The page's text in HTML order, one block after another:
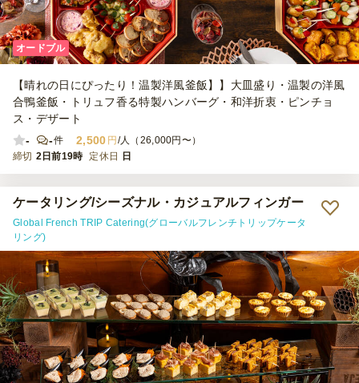
オードブル
【晴れの日にぴったり！温製洋風釜飯】】大皿盛り・温製の洋風
合鴨釜飯・トリュフ香る特製ハンバーグ・和洋折衷・ピンチョ
ス・デザート
-
-件 2,500 円 /人（26,000円〜）
締切 2日前19時 定休日 日
ケータリング/シーズナル・カジュアルフィンガー
Global French TRIP Catering(グローバルフレンチトリップケータ
リング)